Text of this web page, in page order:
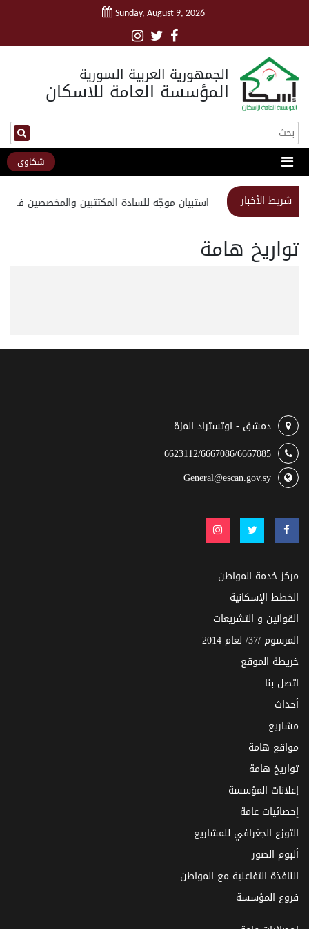
Sunday, August 9, 2026
الجمهورية العربية السورية
المؤسسة العامة للاسكان
شكاوى
شريط الأخبار استبيان موجّه للسادة المكتتبين والمخصصين
تواريخ هامة
دمشق - اوتستراد المزة
6623112/6667086/6667085
General@escan.gov.sy
مركز خدمة المواطن
الخطط الإسكانية
القوانين و التشريعات
المرسوم /37/ لعام 2014
خريطة الموقع
اتصل بنا
أحداث
مشاريع
مواقع هامة
تواريخ هامة
إعلانات المؤسسة
إحصائيات عامة
التوزع الجغرافي للمشاريع
ألبوم الصور
النافذة التفاعلية مع المواطن
فروع المؤسسة